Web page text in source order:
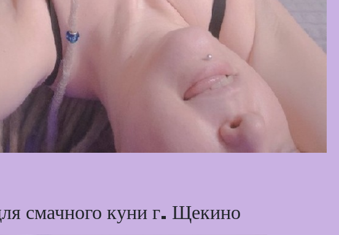
смачного куни г. Щекино